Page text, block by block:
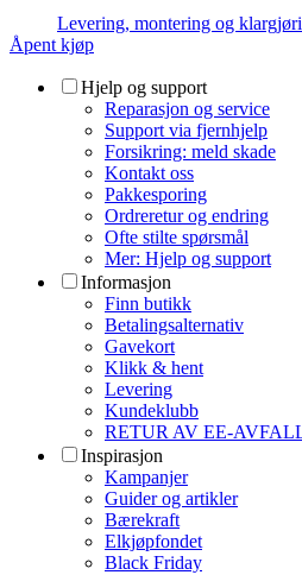
Levering, montering og
Åpent kjøp
Hjelp og support
Reparasjon og service
Support via fjernhjelp
Forsikring: meld skade
Kontakt oss
Pakkesporing
Ordreretur og endring
Ofte stilte spørsmål
Mer: Hjelp og support
Informasjon
Finn butikk
Betalingsalternativ
Gavekort
Klikk & hent
Levering
Kundeklubb
RETUR AV EE-
Inspirasjon
Kampanjer
Guider og artikler
Bærekraft
Elkjøpfondet
Black Friday